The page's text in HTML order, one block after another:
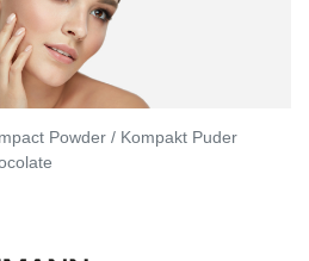
Powder / Kompakt Puder